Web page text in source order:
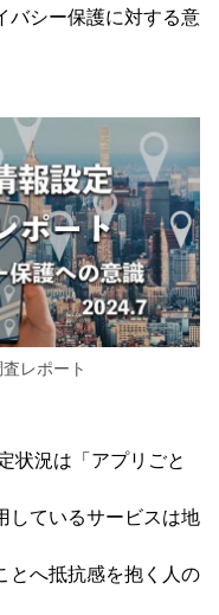
バシー保護に対する意
レポート
状況は「アプリごと
しているサービスは地
とへ抵抗感を抱く人の